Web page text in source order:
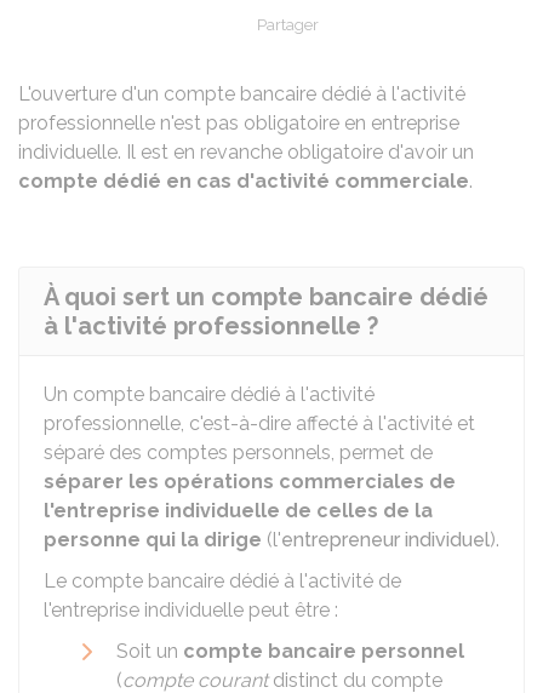
Partager
L'ouverture d'un compte bancaire dédié à l'activité
professionnelle n'est pas obligatoire en entreprise
individuelle. Il est en revanche obligatoire d'avoir un
compte dédié en cas d'activité commerciale.
À quoi sert un compte bancaire dédié
à l'activité professionnelle ?
Un compte bancaire dédié à l'activité
professionnelle, c'est-à-dire affecté à l'activité et
séparé des comptes personnels, permet de
séparer les opérations commerciales de
l'entreprise individuelle de celles de la
personne qui la dirige (l'entrepreneur individuel).
Le compte bancaire dédié à l'activité de
l'entreprise individuelle peut être :
Soit un compte bancaire personnel
(compte courantdistinct du compte